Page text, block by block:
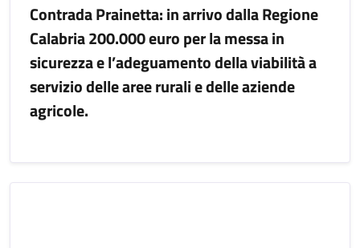
Contrada Prainetta: in arrivo dalla Regione
Calabria 200.000 euro per la messa in
sicurezza e l’adeguamento della viabilità a
servizio delle aree rurali e delle aziende
agricole.